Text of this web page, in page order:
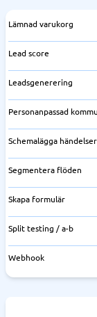
Lämnad varukorg
Lead score
Leadsgenerering
Personanpassad
Schemalägga händelser
Segmentera flöden
Skapa formulär
Split testing / a-b
Webhook